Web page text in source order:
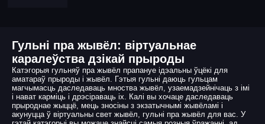
Гульні пра жывёл: віртуальнае
каралеўства дзікай прыроды
Катэгорыя гульняў пра жывёл прапануе ідэальны ўцёкі для
аматараў прыроды і жывёл. Гэтыя гульні даюць гульцам
магчымасць даследаваць мноства жывёл, узаемадзейнічаць з імі
і нават карміць і дрэсіраваць іх. Калі вы хочаце даследаваць
прыроднае жыццё, мець зносіны з экзатычнымі жывёламі і
акунуцца ў віртуальны свет жывёл, гульні пра жывёл для вас. У